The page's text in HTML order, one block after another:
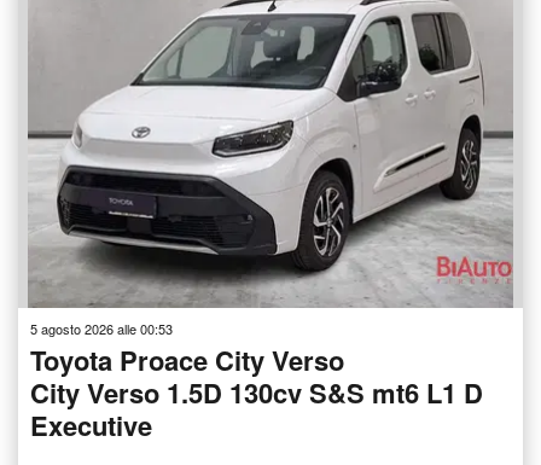
5 agosto 2026 alle 00:53
Toyota Proace City Verso
City Verso 1.5D 130cv S&S mt6 L1 D
Executive